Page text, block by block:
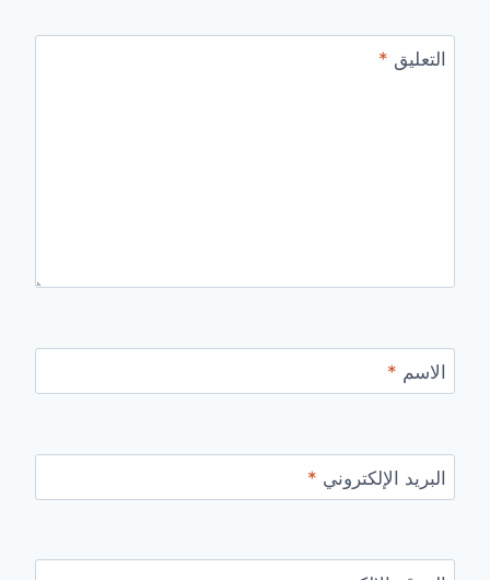
التعليق *
الاسم *
البريد الإلكتروني *